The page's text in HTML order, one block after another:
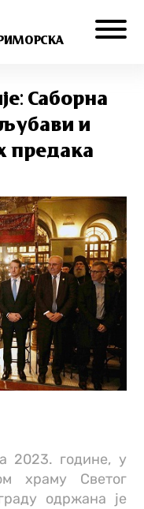
Саборна
и
предака
2023. године, у
храму Светог
одржана је